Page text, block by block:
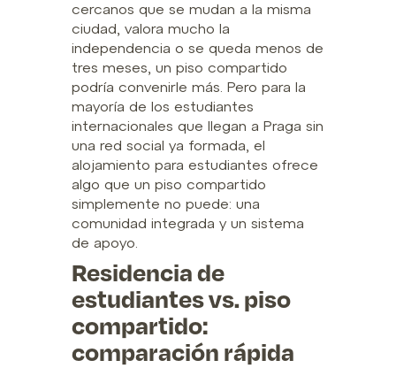
cercanos que se mudan a la misma
ciudad, valora mucho la
independencia o se queda menos de
tres meses, un piso compartido
podría convenirle más. Pero para la
mayoría de los estudiantes
internacionales que llegan a Praga sin
una red social ya formada, el
alojamiento para estudiantes ofrece
algo que un piso compartido
simplemente no puede: una
comunidad integrada y un sistema
de apoyo.
Residencia de
estudiantes vs. piso
compartido:
comparación rápida